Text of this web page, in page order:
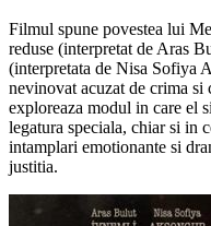
Filmul spune povestea lui
reduse (interpretat de Aras
(interpretata de Nisa Sofiya
nevinovat acuzat de crima si
exploreaza modul in care el
legatura speciala, chiar si in
intamplari emotionante si
justitia.